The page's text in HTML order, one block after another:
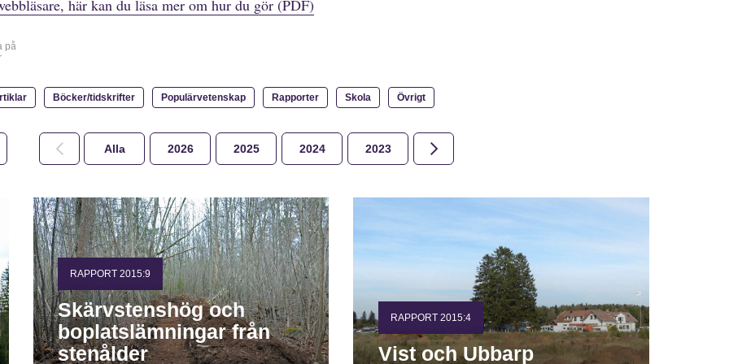
här kan du läsa mer om hur du gör (PDF)
på
Böcker/tidskrifter Populärvetenskap Rapporter Skola Övrigt
Alla 2026 2025 2024 2023 2022
RAPPORT 2015:9
Skärvstenshög och
boplatslämningar från
stenålder
RAPPORT 2015:4
Vist och Ubbarp